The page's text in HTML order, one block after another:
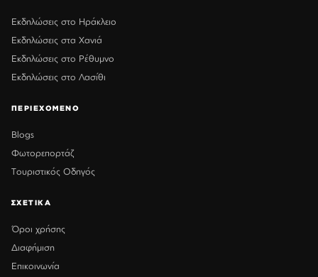
Εκδηλώσεις στο Ηράκλειο
Εκδηλώσεις στα Χανιά
Εκδηλώσεις στο Ρέθυμνο
Εκδηλώσεις στο Λασίθι
ΠΕΡΙΕΧΟΜΕΝΟ
Blogs
Φωτορεπορτάζ
Τουριστικός Οδηγός
ΣΧΕΤΙΚΑ
Όροι χρήσης
Διαφήμιση
Επικοινωνία